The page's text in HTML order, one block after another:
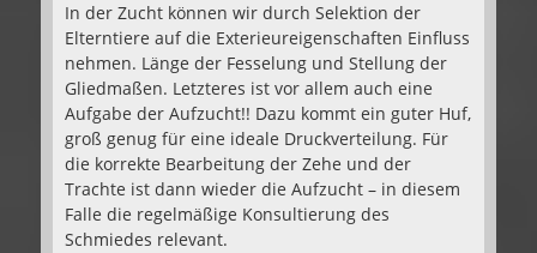
In der Zucht können wir durch Selektion der
Elterntiere auf die Exterieureigenschaften Einfluss
nehmen. Länge der Fesselung und Stellung der
Gliedmaßen. Letzteres ist vor allem auch eine
Aufgabe der Aufzucht!! Dazu kommt ein guter Huf,
groß genug für eine ideale Druckverteilung. Für
die korrekte Bearbeitung der Zehe und der
Trachte ist dann wieder die Aufzucht – in diesem
Falle die regelmäßige Konsultierung des
Schmiedes relevant.